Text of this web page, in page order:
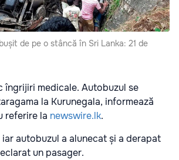
de pe o stâncă în Sri Lanka: 21 de
îngrijiri medicale. Autobuzul se
la Kurunegala, informează
referire la newswire.lk.
autobuzul a alunecat și a derapat
un pasager.